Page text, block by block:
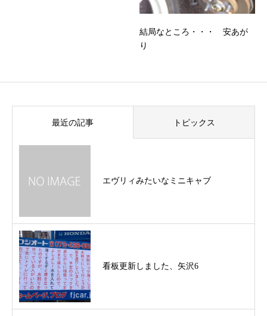
結局なところ・・・ 安あが
り
最近の記事 トピックス
エヴリィみたいなミニキャブ
看板更新しました、矢沢6